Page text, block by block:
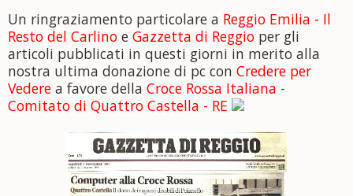
Un ringraziamento particolare a Reggio Emilia - Il
Resto del Carlino e Gazzetta di Reggio per gli
articoli pubblicati in questi giorni in merito alla
nostra ultima donazione di pc con Credere per
Vedere a favore della Croce Rossa Italiana -
Comitato di Quattro Castella - RE